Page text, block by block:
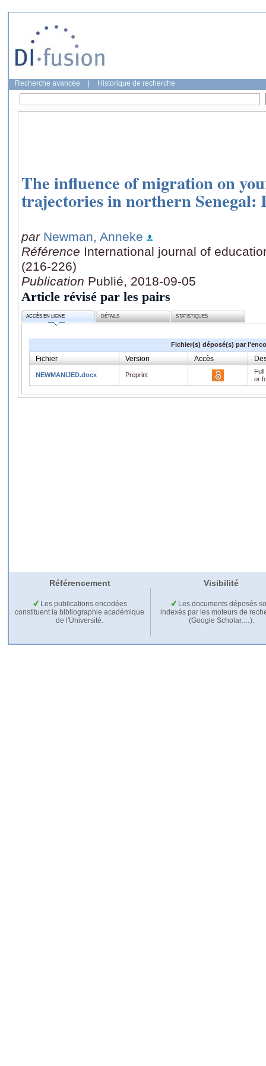
Recherche avancée Historique de recherche
The influence of migration on
trajectories in northern
par Newman, Anneke
Référence International journal of
(216-226)
Publication Publié, 2018-09-05
Article révisé par les pairs
ACCÈS EN LIGNE DÉTAILS STATISTIQUES
Fichier(s) déposé(s) par
Fichier Version Accès
NEWMANIJED.docx Preprint
or
Référencement Visibilité
Les publications encodées
constituent la bibliographie académique
de l'Université.
Les documents déposés
indexés par les moteurs de
(Google Scholar,…).